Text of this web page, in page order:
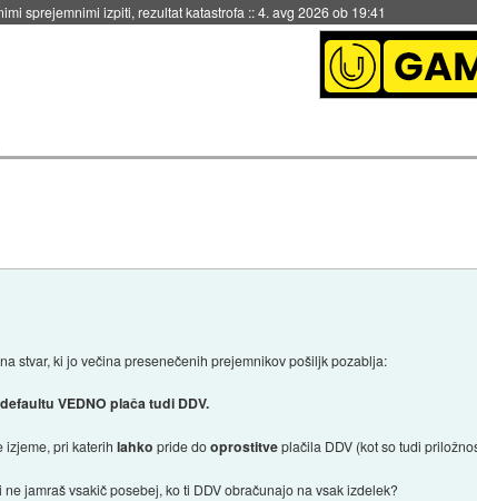
sprejemnimi izpiti, rezultat katastrofa ::4. avg 2026 ob 19:41
stvar, ki jo večina presenečenih prejemnikov pošiljk pozablja:
VEDNO plača tudi DDV.
izjeme, pri katerihlahko pride dooprostitveplačila DDV (kot so tudi
jamraš vsakič posebej, ko ti DDV obračunajo na vsak izdelek?